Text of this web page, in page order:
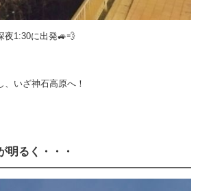
夜1:30に出発🚙💨
いざ神石高原へ！
明るく・・・